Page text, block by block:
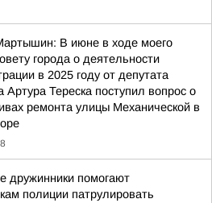
В июне в ходе моего
города о деятельности
в 2025 году от депутата
Артура Тереска поступил вопрос о
ремонта улицы Механической в
дружинники помогают
полиции патрулировать